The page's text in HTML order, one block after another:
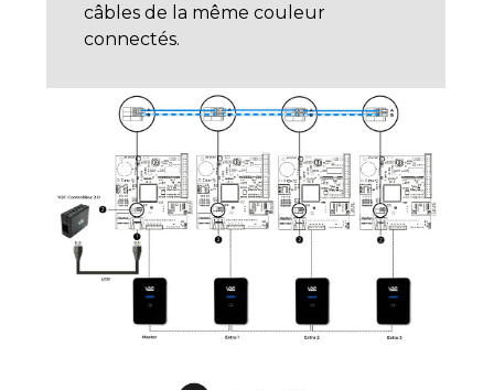
câbles de la même couleur
connectés.